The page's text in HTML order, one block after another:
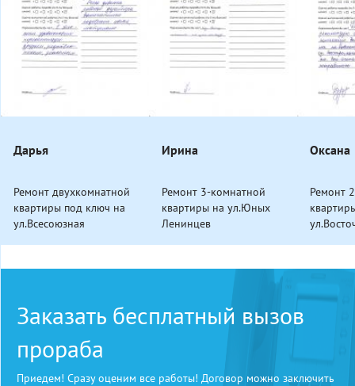
Дарья
Ремонт двухкомнатной
квартиры под ключ на
ул.Всесоюзная
Ирина
Ремонт 3-комнатной
квартиры на ул.Юных
Ленинцев
Оксана
Ремонт
Заказать бесплатный вызов
прораба
Приедем! Сразу оценим все работы! Договор можно заключить